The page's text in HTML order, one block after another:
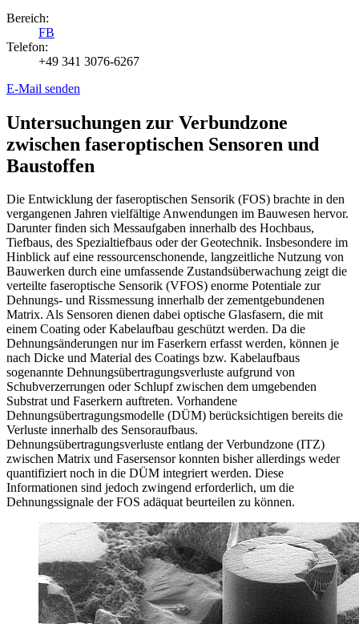
Bereich:
FB
Telefon:
+49 341 3076-6267
E-Mail senden
Untersuchungen zur Verbundzone
zwischen faseroptischen Sensoren und
Baustoffen
Die Entwicklung der faseroptischen Sensorik (FOS) brachte in den
vergangenen Jahren vielfältige Anwendungen im Bauwesen hervor.
Darunter finden sich Messaufgaben innerhalb des Hochbaus,
Tiefbaus, des Spezialtiefbaus oder der Geotechnik. Insbesondere im
Hinblick auf eine ressourcenschonende, langzeitliche Nutzung von
Bauwerken durch eine umfassende Zustandsüberwachung zeigt die
verteilte faseroptische Sensorik (VFOS) enorme Potentiale zur
Dehnungs- und Rissmessung innerhalb der zementgebundenen
Matrix. Als Sensoren dienen dabei optische Glasfasern, die mit
einem Coating oder Kabelaufbau geschützt werden. Da die
Dehnungsänderungen nur im Faserkern erfasst werden, können je
nach Dicke und Material des Coatings bzw. Kabelaufbaus
sogenannte Dehnungsübertragungsverluste aufgrund von
Schubverzerrungen oder Schlupf zwischen dem umgebenden
Substrat und Faserkern auftreten. Vorhandene
Dehnungsübertragungsmodelle (DÜM) berücksichtigen bereits die
Verluste innerhalb des Sensoraufbaus.
Dehnungsübertragungsverluste entlang der Verbundzone (ITZ)
zwischen Matrix und Fasersensor konnten bisher allerdings weder
quantifiziert noch in die DÜM integriert werden. Diese
Informationen sind jedoch zwingend erforderlich, um die
Dehnungssignale der FOS adäquat beurteilen zu können.